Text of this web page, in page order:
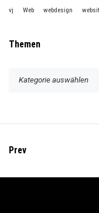
vj Web webdesign
Themen
Prev